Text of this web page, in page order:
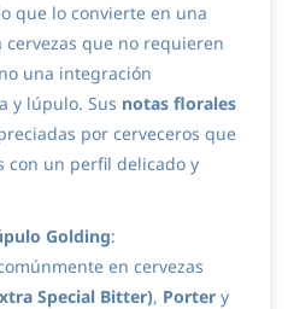
que lo convierte en una
que no requieren
una integración
y lúpulo. Sus notas florales
por cerveceros que
con un perfil delicado y
Golding:
en cervezas
Special Bitter), Porter y